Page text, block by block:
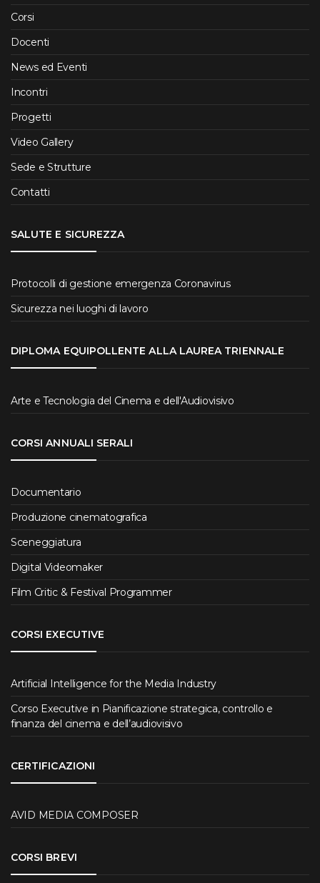
Corsi
Docenti
News ed Eventi
Incontri
Progetti
Video Gallery
Sede e Strutture
Contatti
SALUTE E SICUREZZA
Protocolli di gestione emergenza Coronavirus
Sicurezza nei luoghi di lavoro
DIPLOMA EQUIPOLLENTE ALLA LAUREA TRIENNALE
Arte e Tecnologia del Cinema e dell'Audiovisivo
CORSI ANNUALI SERALI
Documentario
Produzione cinematografica
Sceneggiatura
Digital Videomaker
Film Critic & Festival Programmer
CORSI EXECUTIVE
Artificial Intelligence for the Media Industry
Corso Executive in Pianificazione strategica, controllo e
finanza del cinema e dell’audiovisivo
CERTIFICAZIONI
AVID MEDIA COMPOSER
CORSI BREVI